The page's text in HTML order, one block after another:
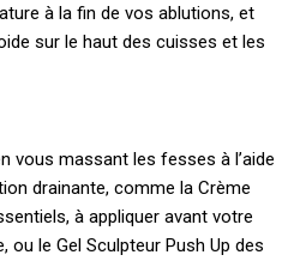
à la fin de vos ablutions, et
sur le haut des cuisses et les
vous massant les fesses à l’aide
drainante, comme la Crème
à appliquer avant votre
ou le Gel Sculpteur Push Up des